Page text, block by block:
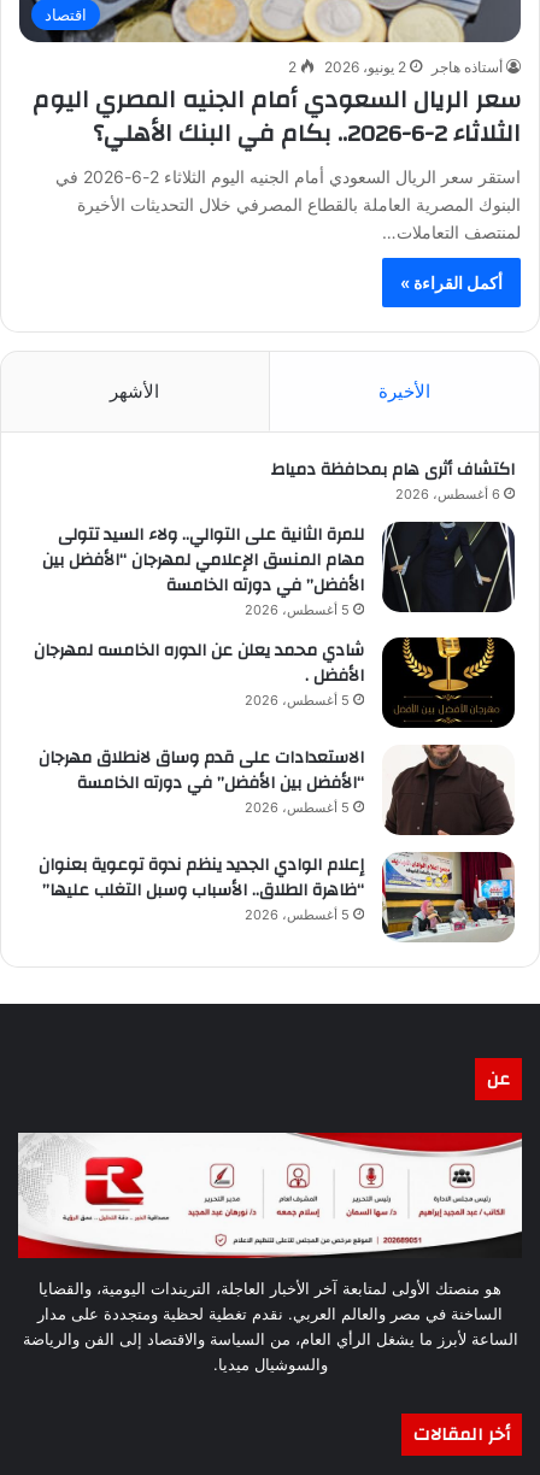
اقتصاد
أستاذه هاجر 2 يونيو، 2026 2
سعر الريال السعودي أمام الجنيه المصري اليوم
الثلاثاء 2-6-2026.. بكام في البنك الأهلي؟
​استقر سعر الريال السعودي أمام الجنيه اليوم الثلاثاء 2-6-2026 في
البنوك المصرية العاملة بالقطاع المصرفي خلال التحديثات الأخيرة
لمنتصف التعاملات…
أكمل القراءة »
الأخيرة الأشهر
اكتشاف أثرى هام بمحافظة دمياط
6 أغسطس، 2026
للمرة الثانية على التوالي.. ولاء السيد تتولى
مهام المنسق الإعلامي لمهرجان “الأفضل بين
الأفضل” في دورته الخامسة
5 أغسطس، 2026
شادي محمد يعلن عن الدوره الخامسه لمهرجان
الأفضل .
5 أغسطس، 2026
الاستعدادات على قدم وساق لانطلاق مهرجان
“الأفضل بين الأفضل” في دورته الخامسة
5 أغسطس، 2026
إعلام الوادي الجديد ينظم ندوة توعوية بعنوان
“ظاهرة الطلاق.. الأسباب وسبل التغلب عليها”
5 أغسطس، 2026
عن
هو منصتك الأولى لمتابعة آخر الأخبار العاجلة، التريندات اليومية، والقضايا
الساخنة في مصر والعالم العربي. نقدم تغطية لحظية ومتجددة على مدار
الساعة لأبرز ما يشغل الرأي العام، من السياسة والاقتصاد إلى الفن والرياضة
والسوشيال ميديا.
أخر المقالات